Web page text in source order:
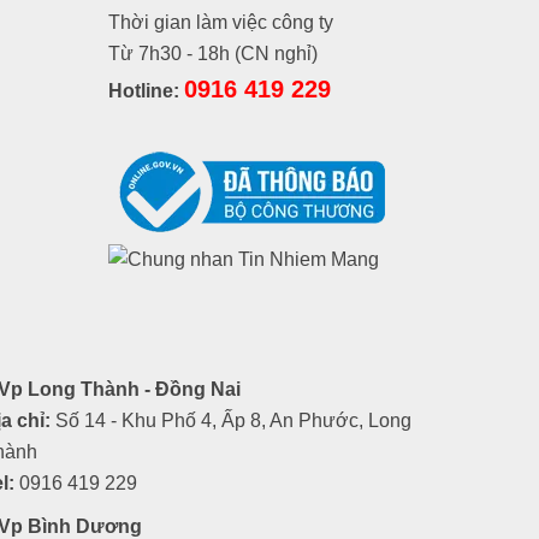
Thời gian làm việc công ty
Từ 7h30 - 18h (CN nghỉ)
Hotline: 0916 419 229
Long Thành - Đồng Nai
chỉ: Số 14 - Khu Phố 4, Ấp 8, An Phước, Long
0916 419 229
Bình Dương